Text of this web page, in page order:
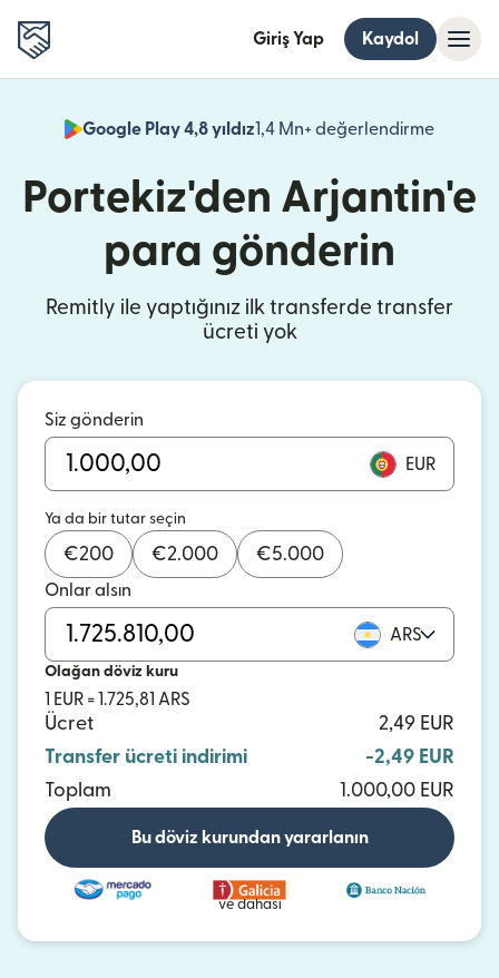
Giriş Yap Kaydol
Google Play 4,8 yıldız1,4 Mn+ değerlendirme
Portekiz'den Arjantin'e
para gönderin
Remitly ile yaptığınız ilk transferde transfer
ücreti yok
Siz gönderin
EUR
Ya da bir tutar seçin
€200 €2.000 €5.000
Onlar alsın
ARS
Olağan döviz kuru
1 EUR = 1.725,81 ARS
Ücret
2,49 EUR
Transfer ücreti indirimi
-2,49 EUR
Toplam
1.000,00 EUR
Bu döviz kurundan yararlanın
ve dahası